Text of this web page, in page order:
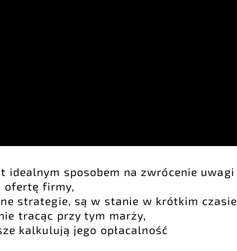
idealnym sposobem na zwrócenie uwagi
ofertę firmy,
strategie, są w stanie w krótkim czasie
tracąc przy tym marży,
kalkulują jego opłacalność